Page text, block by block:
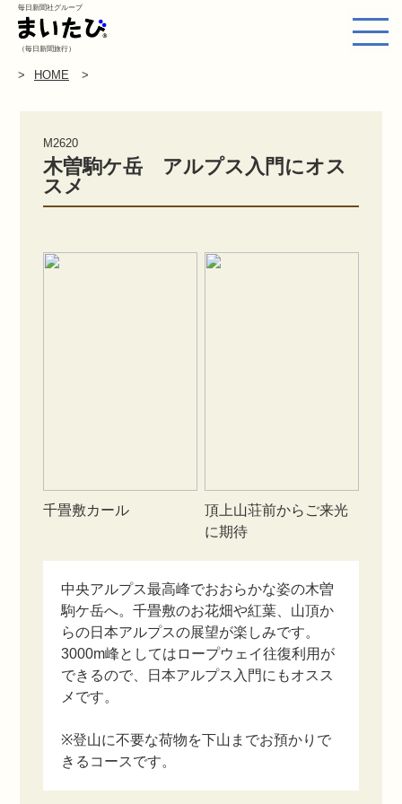
毎日新聞社グループ
（毎日新聞旅行）
HOME
M2620
木曽駒ケ岳 アルプス入門にオス
スメ
千畳敷カール
頂上山荘前からご来光
に期待
中央アルプス最高峰でおおらかな姿の木曽
駒ケ岳へ。千畳敷のお花畑や紅葉、山頂か
らの日本アルプスの展望が楽しみです。
3000m峰としてはロープウェイ往復利用が
できるので、日本アルプス入門にもオスス
メです。
※登山に不要な荷物を下山までお預かりで
きるコースです。